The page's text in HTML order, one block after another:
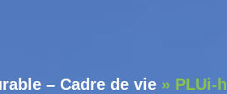
– Cadre de vie » PLUi-h